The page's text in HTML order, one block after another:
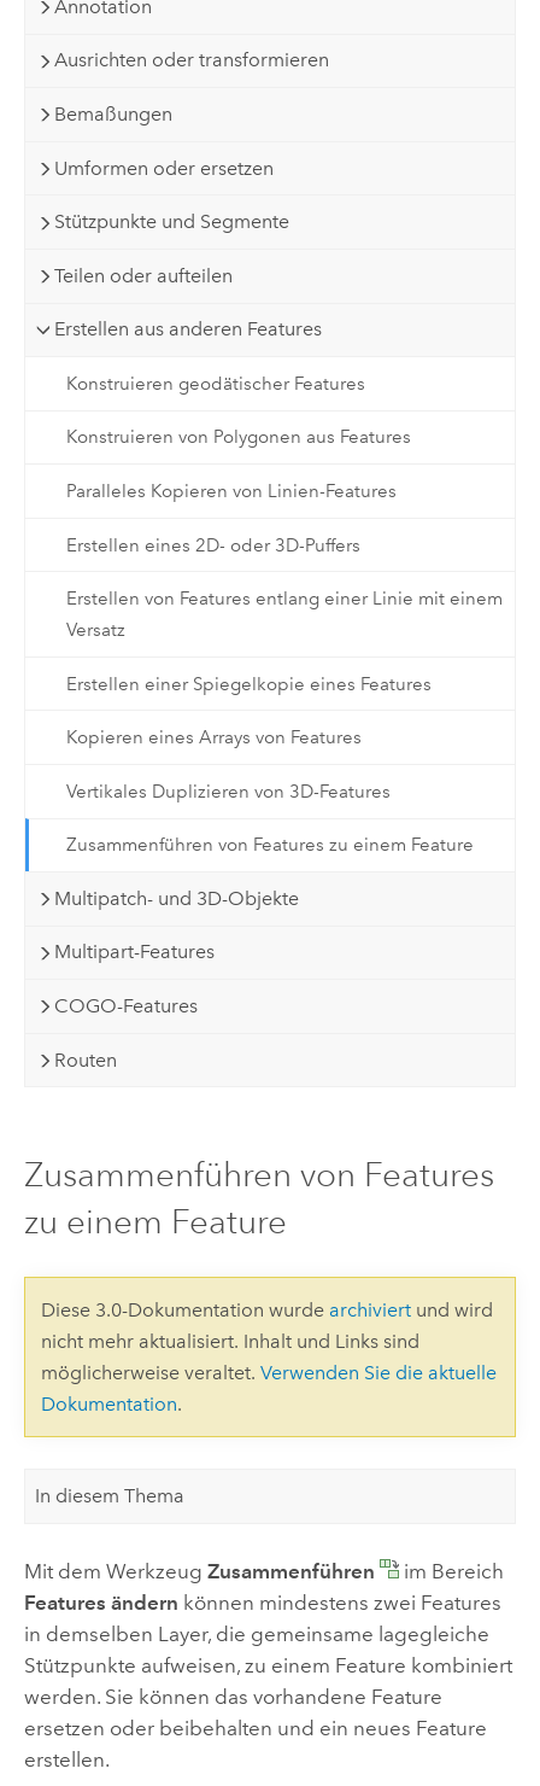
Annotation
Ausrichten oder transformieren
Bemaßungen
Umformen oder ersetzen
Stützpunkte und Segmente
Teilen oder aufteilen
Erstellen aus anderen Features
Konstruieren geodätischer Features
Konstruieren von Polygonen aus Features
Paralleles Kopieren von Linien-Features
Erstellen eines 2D- oder 3D-Puffers
Erstellen von Features entlang einer Linie mit einem
Versatz
Erstellen einer Spiegelkopie eines Features
Kopieren eines Arrays von Features
Vertikales Duplizieren von 3D-Features
Zusammenführen von Features zu einem Feature
Multipatch- und 3D-Objekte
Multipart-Features
COGO-Features
Routen
Zusammenführen von Features
zu einem Feature
Diese 3.0-Dokumentation wurde archiviertund wird
nicht mehr aktualisiert. Inhalt und Links sind
möglicherweise veraltet. Verwenden Sie die aktuelle
Dokumentation.
In diesem Thema
Mit dem Werkzeug Zusammenführen
im Bereich
Features ändern können mindestens zwei Features
in demselben Layer, die gemeinsame lagegleiche
Stützpunkte aufweisen, zu einem Feature kombiniert
werden. Sie können das vorhandene Feature
ersetzen oder beibehalten und ein neues Feature
erstellen.